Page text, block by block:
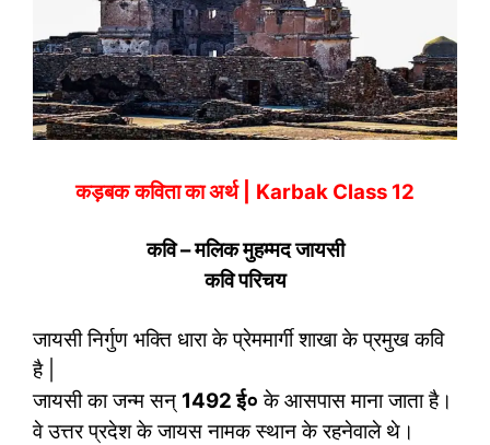
कड़‍बक कविता का अर्थ Karbak Class 12
कवि – मलिक मुहम्‍मद जायसी
कवि परिचय
जायसी निर्गुण भक्ति धारा के प्रेममार्गी शाखा के प्रमुख कवि
है |
जायसी का जन्म सन् 1492 ई० के आसपास माना जाता है।
वे उत्तर प्रदेश के जायस नामक स्थान के रहनेवाले थे।